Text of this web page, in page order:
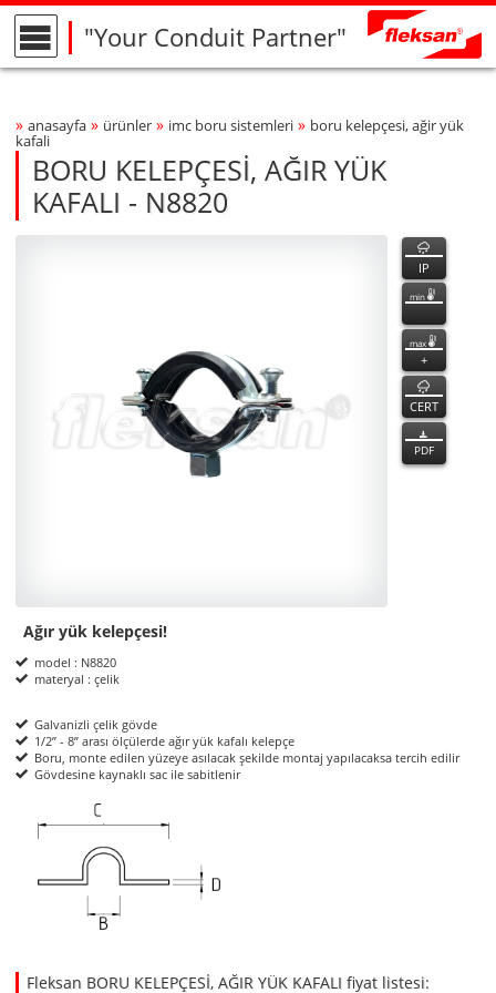
"Your Conduit Partner"
Breadcrumbs Navigation
» anasayfa » ürünler » imc boru si̇stemleri̇ » boru kelepçesi̇, ağir yük
kafali
BORU KELEPÇESİ, AĞIR YÜK
KAFALI - N8820
N8820
N8820 özellikler
IP
min
max
+
CERT
PDF
Product Informations
Ağır yük kelepçesi!
model : N8820
materyal : çelik
Galvanizli çelik gövde
1/2” - 8” arası ölçülerde ağır yük kafalı kelepçe
Boru, monte edilen yüzeye asılacak şekilde montaj yapılacaksa tercih edilir
Gövdesine kaynaklı sac ile sabitlenir
Fleksan BORU KELEPÇESİ, AĞIR YÜK KAFALI fiyat listesi: